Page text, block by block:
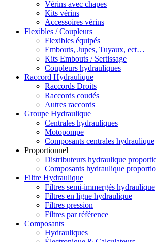
Vérins avec chapes
Kits vérins
Accessoires vérins
Flexibles / Coupleurs
Flexibles équipés
Embouts, Jupes, Tuyaux, ect…
Kits Embouts / Sertissage
Coupleurs hydrauliques
Raccord Hydraulique
Raccords Droits
Raccords coudés
Autres raccords
Groupe Hydraulique
Centrales hydrauliques
Motopompe
Composants centrales hydraulique
Proportionnel
Distributeurs hydraulique
Composants hydraulique
Filtre Hydraulique
Filtres semi-immergés hydraulique
Filtres en ligne hydraulique
Filtres pression
Filtres par référence
Composants
Hydrauliques